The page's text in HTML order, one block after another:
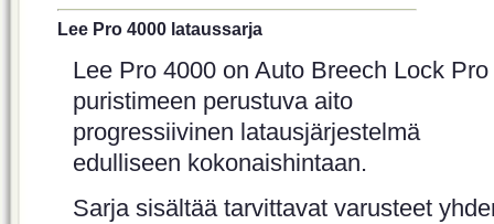
Lee Pro 4000 lataussarja
Lee Pro 4000 on Auto Breech Lock Pro
puristimeen perustuva aito
progressiivinen latausjärjestelmä
edulliseen kokonaishintaan.
Sarja sisältää tarvittavat varusteet